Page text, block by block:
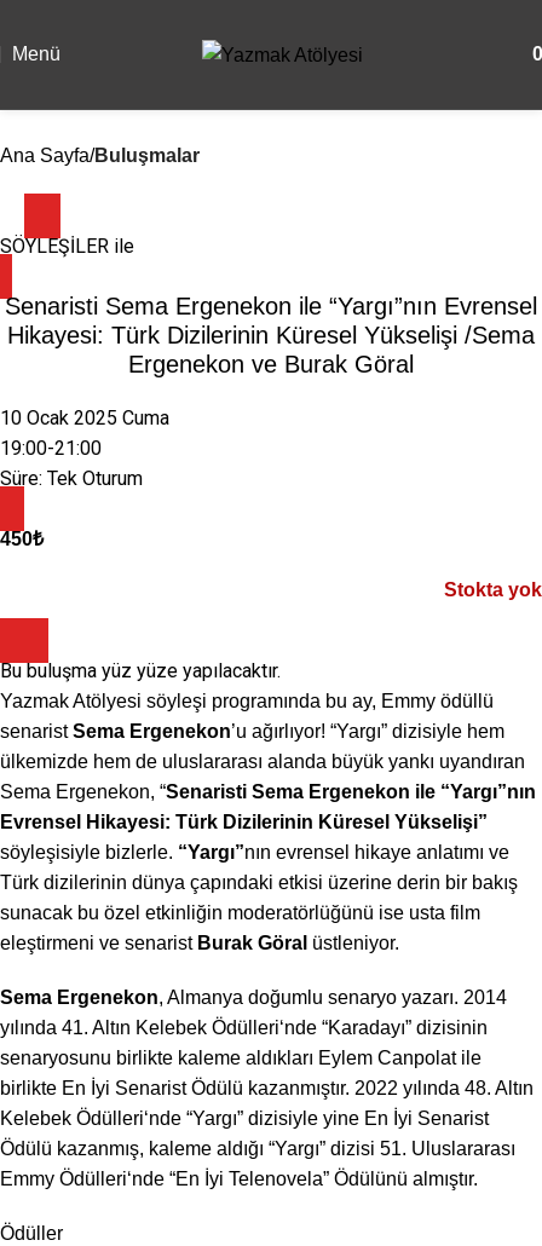
Menü 0
Ana Sayfa Buluşmalar
SÖYLEŞİLER ile
Senaristi Sema Ergenekon ile “Yargı”nın Evrensel
Hikayesi: Türk Dizilerinin Küresel Yükselişi /Sema
Ergenekon ve Burak Göral
10 Ocak 2025 Cuma
19:00-21:00
Süre: Tek Oturum
450₺
Stokta yok
Bu buluşma yüz yüze yapılacaktır.
Yazmak Atölyesi söyleşi programında bu ay, Emmy ödüllü
senaristSema Ergenekon’u ağırlıyor! “Yargı” dizisiyle hem
ülkemizde hem de uluslararası alanda büyük yankı uyandıran
Sema Ergenekon, “Senaristi Sema Ergenekon ile “Yargı”nın
Evrensel Hikayesi: Türk Dizilerinin Küresel Yükselişi”
söyleşisiyle bizlerle. “Yargı”nın evrensel hikaye anlatımı ve
Türk dizilerinin dünya çapındaki etkisi üzerine derin bir bakış
sunacak bu özel etkinliğin moderatörlüğünü ise usta film
eleştirmeni ve senarist Burak Göral üstleniyor.
Sema Ergenekon, Almanya doğumlu senaryo yazarı. 2014
yılında 41. Altın Kelebek Ödülleri‘nde “Karadayı” dizisinin
senaryosunu birlikte kaleme aldıkları Eylem Canpolat ile
birlikte En İyi Senarist Ödülü kazanmıştır. 2022 yılında 48. Altın
Kelebek Ödülleri‘nde “Yargı” dizisiyle yine En İyi Senarist
Ödülü kazanmış, kaleme aldığı “Yargı” dizisi 51. Uluslararası
Emmy Ödülleri‘nde “En İyi Telenovela” Ödülünü almıştır.
Ödüller